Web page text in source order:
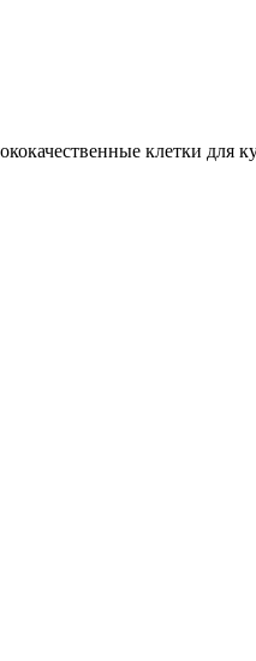
клетки для